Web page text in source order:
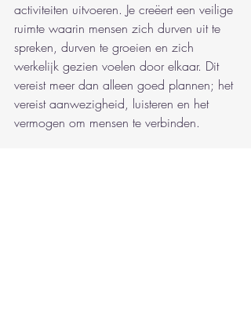
activiteiten uitvoeren. Je creëert een veilige
ruimte waarin mensen zich durven uit te
spreken, durven te groeien en zich
werkelijk gezien voelen door elkaar. Dit
vereist meer dan alleen goed plannen; het
vereist aanwezigheid, luisteren en het
vermogen om mensen te verbinden.